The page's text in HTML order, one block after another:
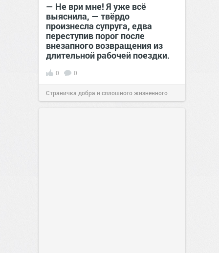
— Не ври мне! Я уже всё
выяснила, — твёрдо
произнесла супруга, едва
переступив порог после
внезапного возвращения из
длительной рабочей поездки.
0 0
Страничка добра и сплошного жизненного